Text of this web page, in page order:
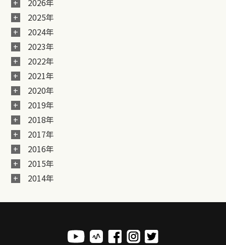
2026年
2025年
2024年
2023年
2022年
2021年
2020年
2019年
2018年
2017年
2016年
2015年
2014年